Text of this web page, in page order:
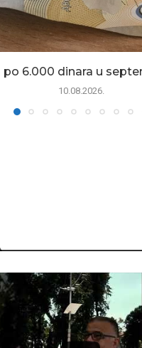
po 6.000 dinara u
10.08.2026.